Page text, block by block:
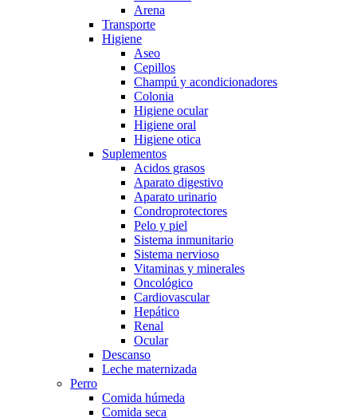
Arena
Transporte
Higiene
Aseo
Cepillos
Champú y acondicionadores
Colonia
Higiene ocular
Higiene oral
Higiene otica
Suplementos
Acidos grasos
Aparato digestivo
Aparato urinario
Condroprotectores
Pelo y piel
Sistema inmunitario
Sistema nervioso
Vitaminas y minerales
Oncológico
Cardiovascular
Hepático
Renal
Ocular
Descanso
Leche maternizada
Perro
Comida húmeda
Comida seca